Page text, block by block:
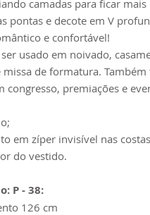
camadas para ficar
pontas e decote em V
e confortável!
usado em noivado,
de formatura.
congresso, premiações e
em zíper invisível nas
do vestido.
P - 38:
126 cm